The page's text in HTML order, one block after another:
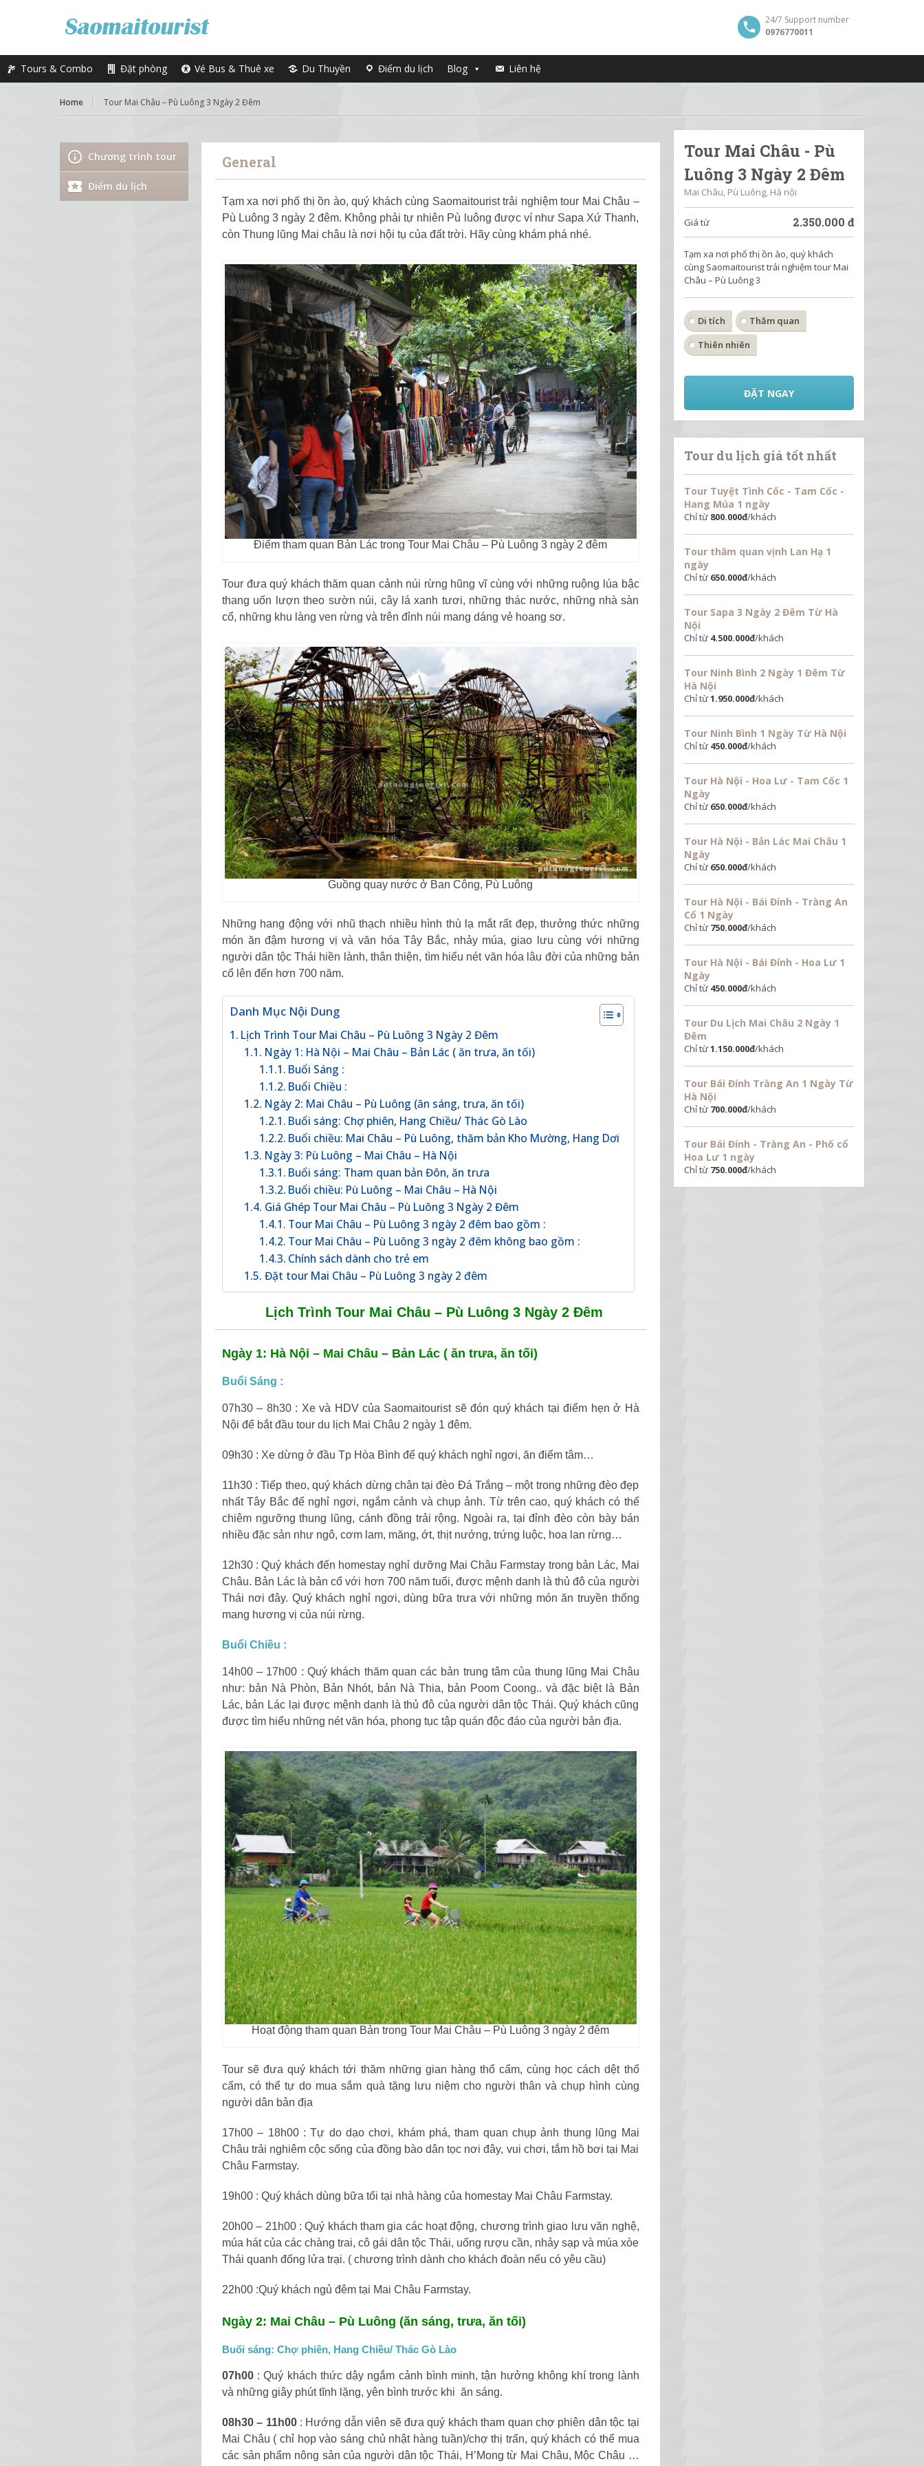
24/7 Support number
0976770011
Tours & Combo Đặt phòng Vé Bus & Thuê xe Du Thuyền Điểm du lịch Blog Liên hệ
Home Tour Mai Châu – Pù Luông 3 Ngày 2 Đêm
Chương trình tour
Điểm du lịch
General
Tạm xa nơi phố thị ồn ào, quý khách cùng Saomaitourist trải nghiệm tour Mai Châu –
Pù Luông 3 ngày 2 đêm. Không phải tự nhiên Pù luông được ví như Sapa Xứ Thanh,
còn Thung lũng Mai châu là nơi hội tụ của đất trời. Hãy cùng khám phá nhé.
Điểm tham quan Bản Lác trong Tour Mai Châu – Pù Luông 3 ngày 2 đêm
Tour đưa quý khách thăm quan cảnh núi rừng hũng vĩ cùng với những ruộng lúa bậc
thang uốn lượn theo sườn núi, cây lá xanh tươi, những thác nước, những nhà sàn
cổ, những khu làng ven rừng và trên đỉnh núi mang dáng vẻ hoang sơ.
Guồng quay nước ở Ban Công, Pù Luông
Những hang động với nhũ thạch nhiều hình thù lạ mắt rất đẹp, thưởng thức những
món ăn đậm hương vị và văn hóa Tây Bắc, nhảy múa, giao lưu cùng với những
người dân tộc Thái hiền lành, thân thiện, tìm hiểu nét văn hóa lâu đời của những bản
cổ lên đến hơn 700 năm.
Danh Mục Nội Dung
Lịch Trình Tour Mai Châu – Pù Luông 3 Ngày 2 Đêm
Ngày 1: Hà Nội – Mai Châu – Bản Lác ( ăn trưa, ăn tối)
Buổi Sáng :
Buổi Chiều :
Ngày 2: Mai Châu – Pù Luông (ăn sáng, trưa, ăn tối)
Buổi sáng: Chợ phiên, Hang Chiều/ Thác Gò Lào
Buổi chiều: Mai Châu – Pù Luông, thăm bản Kho Mường, Hang Dơi
Ngày 3: Pù Luông – Mai Châu – Hà Nội
Buổi sáng: Tham quan bản Đôn, ăn trưa
Buổi chiều: Pù Luông – Mai Châu – Hà Nội
Giá Ghép Tour Mai Châu – Pù Luông 3 Ngày 2 Đêm
Tour Mai Châu – Pù Luông 3 ngày 2 đêm bao gồm :
Tour Mai Châu – Pù Luông 3 ngày 2 đêm không bao gồm :
Chính sách dành cho trẻ em
Đặt tour Mai Châu – Pù Luông 3 ngày 2 đêm
Lịch Trình Tour Mai Châu – Pù Luông 3 Ngày 2 Đêm
Ngày 1: Hà Nội – Mai Châu – Bản Lác ( ăn trưa, ăn tối)
Buổi Sáng :
07h30 – 8h30 : Xe và HDV của Saomaitourist sẽ đón quý khách tại điểm hẹn ở Hà
Nội để bắt đầu tour du lịch Mai Châu 2 ngày 1 đêm.
09h30 : Xe dừng ở đầu Tp Hòa Bình để quý khách nghỉ ngơi, ăn điểm tâm…
11h30 : Tiếp theo, quý khách dừng chân tại đèo Đá Trắng – một trong những đèo đẹp
nhất Tây Bắc để nghỉ ngơi, ngắm cảnh và chụp ảnh. Từ trên cao, quý khách có thể
chiêm ngưỡng thung lũng, cánh đồng trải rộng. Ngoài ra, tại đỉnh đèo còn bày bán
nhiều đặc sản như ngô, cơm lam, măng, ớt, thịt nướng, trứng luộc, hoa lan rừng…
12h30 : Quý khách đến homestay nghỉ dưỡng Mai Châu Farmstay trong bản Lác, Mai
Châu. Bản Lác là bản cổ với hơn 700 năm tuổi, được mệnh danh là thủ đô của người
Thái nơi đây. Quý khách nghỉ ngơi, dùng bữa trưa với những món ăn truyền thống
mang hương vị của núi rừng.
Buổi Chiều :
14h00 – 17h00 : Quý khách thăm quan các bản trung tâm của thung lũng Mai Châu
như: bản Nà Phòn, Bản Nhót, bản Nà Thia, bản Poom Coong.. và đặc biệt là Bản
Lác, bản Lác lại được mệnh danh là thủ đô của người dân tộc Thái. Quý khách cũng
được tìm hiểu những nét văn hóa, phong tục tập quán độc đáo của người bản địa.
Hoạt động tham quan Bản trong Tour Mai Châu – Pù Luông 3 ngày 2 đêm
Tour sẽ đưa quý khách tới thăm những gian hàng thổ cẩm, cùng học cách dệt thổ
cẩm, có thể tự do mua sắm quà tặng lưu niệm cho người thân và chụp hình cùng
người dân bản địa
17h00 – 18h00 : Tự do dạo chơi, khám phá, tham quan chụp ảnh thung lũng Mai
Châu trải nghiêm cộc sống của đồng bào dân tọc nơi đây, vui chơi, tắm hồ bơi tại Mai
Châu Farmstay.
19h00 : Quý khách dùng bữa tối tại nhà hàng của homestay Mai Châu Farmstay.
20h00 – 21h00 : Quý khách tham gia các hoạt động, chương trình giao lưu văn nghệ,
múa hát của các chàng trai, cô gái dân tộc Thái, uống rượu cần, nhảy sạp và múa xòe
Thái quanh đống lửa trại. ( chương trình dành cho khách đoàn nếu có yêu cầu)
22h00 :Quý khách ngủ đêm tại Mai Châu Farmstay.
Ngày 2: Mai Châu – Pù Luông (ăn sáng, trưa, ăn tối)
Buổi sáng: Chợ phiên, Hang Chiều/ Thác Gò Lào
07h00: Quý khách thức dậy ngắm cảnh bình minh, tận hưởng không khí trong lành
và những giây phút tĩnh lặng, yên bình trước khi ăn sáng.
08h30 – 11h00: Hướng dẫn viên sẽ đưa quý khách tham quan chợ phiên dân tộc tại
Mai Châu ( chỉ họp vào sáng chủ nhật hàng tuần)/chợ thị trấn, quý khách có thể mua
các sản phẩm nông sản của người dân tộc Thái, H’Mong từ Mai Châu, Mộc Châu …
Tour Mai Châu - Pù
Luông 3 Ngày 2 Đêm
Mai Châu, Pù Luông, Hà nội
Giá từ 2.350.000 đ
Tạm xa nơi phố thị ồn ào, quý khách
cùng Saomaitourist trải nghiệm tour Mai
Châu – Pù Luông 3
Di tích
Thăm quan
Thiên nhiên
ĐẶT NGAY
Tour du lịch giá tốt nhất
Tour Tuyệt Tình Cốc - Tam Cốc -
Hang Múa 1 ngày
Chỉ từ 800.000đ/khách
Tour thăm quan vịnh Lan Hạ 1
ngày
Chỉ từ 650.000đ/khách
Tour Sapa 3 Ngày 2 Đêm Từ Hà
Nội
Chỉ từ 4.500.000đ/khách
Tour Ninh Bình 2 Ngày 1 Đêm Từ
Hà Nội
Chỉ từ1.950.000đ/khách
Tour Ninh Bình 1 Ngày Từ Hà Nội
Chỉ từ 450.000đ/khách
Tour Hà Nội - Hoa Lư - Tam Cốc 1
Ngày
Chỉ từ 650.000đ/khách
Tour Hà Nội - Bản Lác Mai Châu 1
Ngày
Chỉ từ 650.000đ/khách
Tour Hà Nội - Bái Đính - Tràng An
Cổ 1 Ngày
Chỉ từ 750.000đ/khách
Tour Hà Nội - Bái Đính - Hoa Lư 1
Ngày
Chỉ từ 450.000đ/khách
Tour Du Lịch Mai Châu 2 Ngày 1
Đêm
Chỉ từ1.150.000đ/khách
Tour Bái Đính Tràng An 1 Ngày Từ
Hà Nội
Chỉ từ 700.000đ/khách
Tour Bái Đính - Tràng An - Phố cổ
Hoa Lư 1 ngày
Chỉ từ 750.000đ/khách